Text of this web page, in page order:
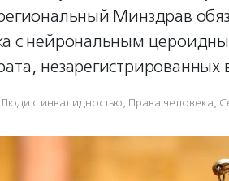
Минздрав
с нейрональным
незарегистрированных
Люди с инвалидностью, Права человека,